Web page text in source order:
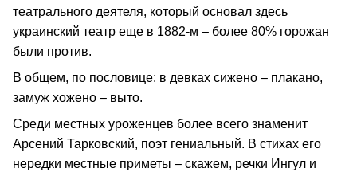
театрального деятеля, который основал здесь
украинский театр еще в 1882-м – более 80% горожан
были против.
В общем, по пословице: в девках сижено – плакано,
замуж хожено – выто.
Среди местных уроженцев более всего знаменит
Арсений Тарковский, поэт гениальный. В стихах его
нередки местные приметы – скажем, речки Ингул и